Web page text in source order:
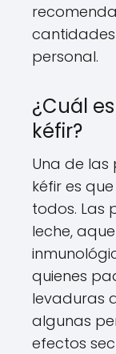
personal.
¿Cuál
kéfir?
Una de las
kéfir es
todos. Las
leche,
quienes
levaduras
algunas
efectos